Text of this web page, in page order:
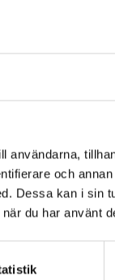
användarna,
och
Dessa kan i sin
du har använt
Klim
Black –
LÄGG
här
har
flera